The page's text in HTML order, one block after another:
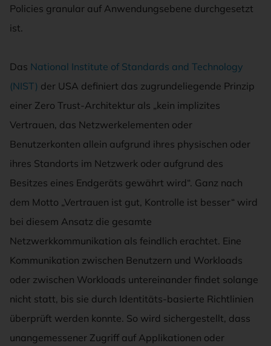
Policies granular auf Anwendungsebene durchgesetzt
ist.
Das National Institute of Standards and Technology
(NIST) der USA definiert das zugrundeliegende Prinzip
einer Zero Trust-Architektur als „kein implizites
Vertrauen, das Netzwerkelementen oder
Benutzerkonten allein aufgrund ihres physischen oder
ihres Standorts im Netzwerk oder aufgrund des
Besitzes eines Endgeräts gewährt wird“. Ganz nach
dem Motto „Vertrauen ist gut, Kontrolle ist besser“ wird
bei diesem Ansatz die gesamte
Netzwerkkommunikation als feindlich erachtet. Eine
Kommunikation zwischen Benutzern und Workloads
oder zwischen Workloads untereinander findet solange
nicht statt, bis sie durch Identitäts-basierte Richtlinien
überprüft werden konnte. So wird sichergestellt, dass
unangemessener Zugriff auf Applikationen oder